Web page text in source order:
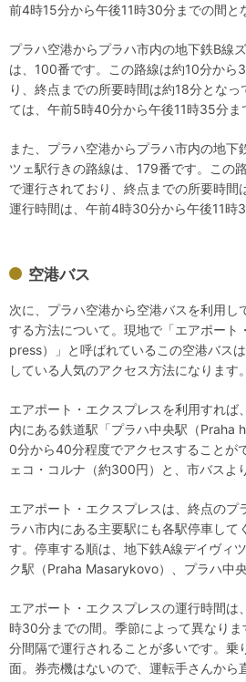
前4時15分から午後11時30分までの間と
プラハ空港からプラハ市内の地下鉄B線
は、100番です。この路線は約10分から
り、終点までの所要時間は約18分とな
ては、午前5時40分から午後11時35分ま
また、プラハ空港からプラハ市内の地下
ツェ駅行きの路線は、179番です。この
で運行されており、終点までの所要時間
運行時間は、午前4時30分から午後11時
空港バス
次に、プラハ空港から空港バスを利用し
する方法について。現地で「エアポート
press）」と呼ばれているこの空港バス
している人気のアクセス方法になります。
エアポート・エクスプレスを利用すれば
内にある鉄道駅「プラハ中央駅（Praha
0分から40分程度でアクセスすることが
ェコ・コルナ（約300円）と、市バスよ
エアポート・エクスプレスは、終点のプ
ラハ市内にある主要駅にも各駅停車して
す。停車する順は、地下鉄A線デイヴィ
ク駅（Praha Masarykovo）、プラハ中
エアポート・エクスプレスの運行時間
時30分までの間。季節によって異なり
分間隔で運行されることが多いです。乗
面。券売機はないので、運転手さんから